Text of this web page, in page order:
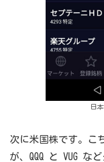
日
次に米国株です。こ
が、QQQ と VUG な